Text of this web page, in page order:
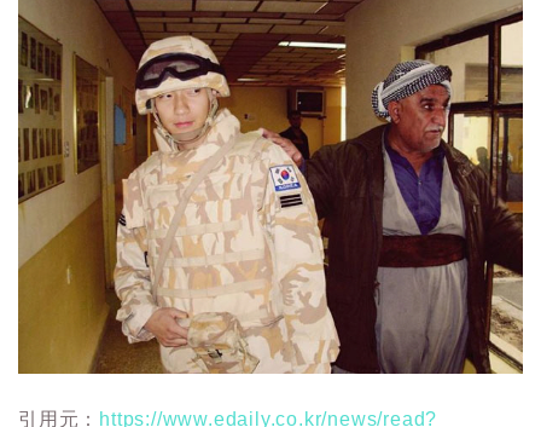
引用元： https://www.edaily.co.kr/news/read?